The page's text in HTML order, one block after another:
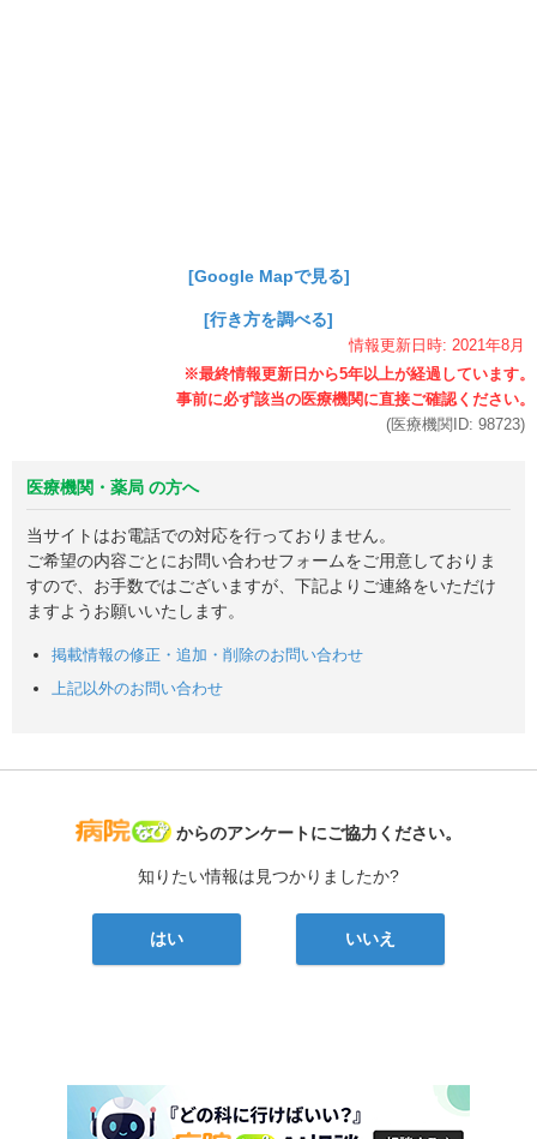
[Google Mapで見る]
[行き方を調べる]
情報更新日時: 2021年8月
(医療機関ID: 98723)
医療機関・薬局 の方へ
当サイトはお電話での対応を行っておりません。
ご希望の内容ごとにお問い合わせフォームをご用意しておりま
すので、お手数ではございますが、下記よりご連絡をいただけ
ますようお願いいたします。
掲載情報の修正・追加・削除のお問い合わせ
上記以外のお問い合わせ
病院なび
からのアンケートにご協力ください。
知りたい情報は見つかりましたか?
はい いいえ